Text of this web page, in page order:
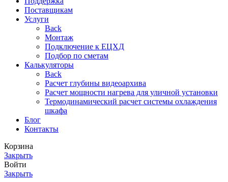
Поставщикам
Услуги
Back
Монтаж
Подключение к ЕЦХД
Подбор по сметам
Калькуляторы
Back
Расчет глубины видеоархива
Расчет мощности нагрева для уличной установки
Термодинамический расчет системы охлаждения
шкафа
Блог
Контакты
Корзина
Закрыть
Войти
Закрыть